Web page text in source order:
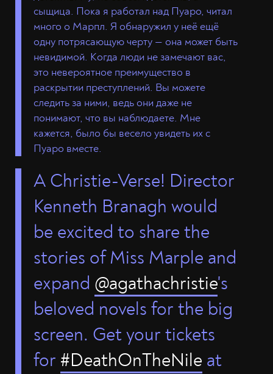
сыщица. Пока я работал над Пуаро, читал
много о Марпл. Я обнаружил у неё ещё
одну потрясающую черту — она может быть
невидимой. Когда люди не замечают вас,
это невероятное преимущество в
раскрытии преступлений. Вы можете
следить за ними, ведь они даже не
понимают, что вы наблюдаете. Мне
кажется, было бы весело увидеть их с
Пуаро вместе.
A Christie-Verse! Director
Kenneth Branagh would
be excited to share the
stories of Miss Marple and
expand @agathachristie's
beloved novels for the big
screen. Get your tickets
for #DeathOnTheNile at